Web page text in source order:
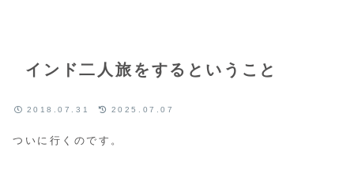
インド二人旅をするということ
2018.07.31 2025.07.07
ついに行くのです。